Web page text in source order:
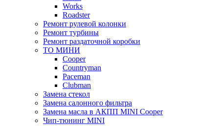
Works
Roadster
Ремонт рулевой колонки
Ремонт турбины
Ремонт раздаточной коробки
ТО МИНИ
Cooper
Countryman
Paceman
Clubman
Замена стекол
Замена салонного фильтра
Замена масла в АКПП MINI Cooper
Чип-тюнинг MINI